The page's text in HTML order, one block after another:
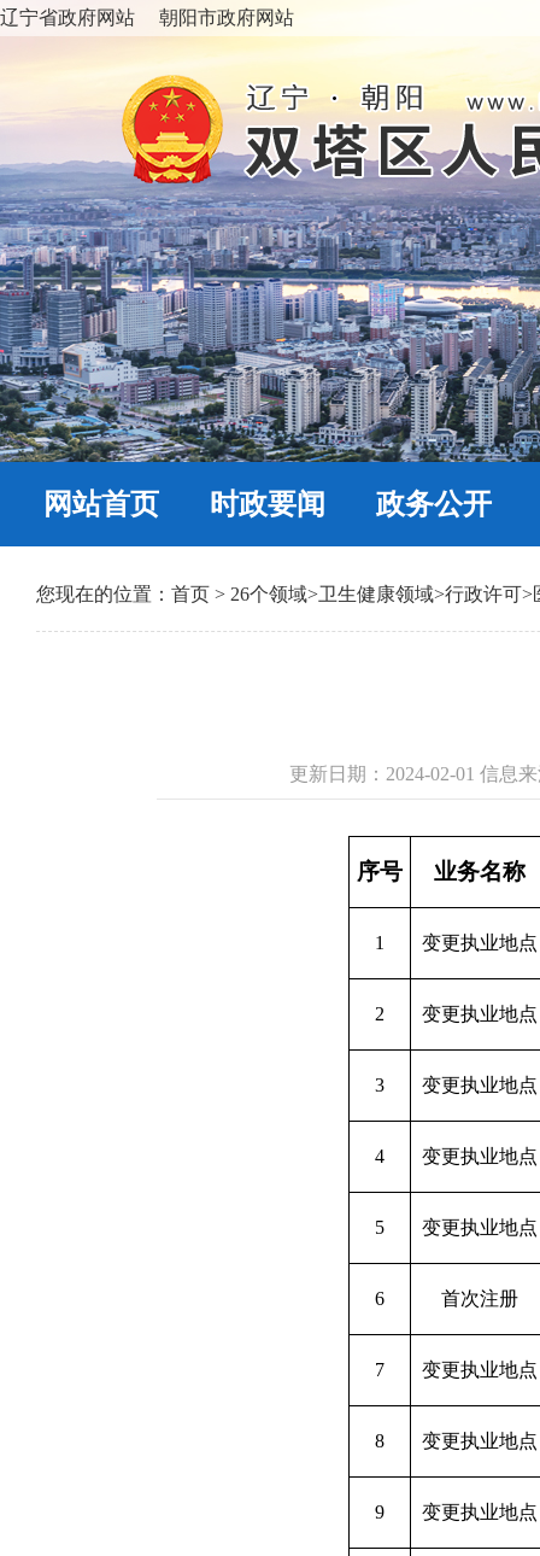
辽宁省政府网站 朝阳市政府网站
网站首页 时政要闻 政务公开
您现在的位置： 首页 > 26个领域>卫生健康领域>行政许可>
更新日期：2024-02-01 信息
序号 业务名称
1 变更执业地点
2 变更执业地点
3 变更执业地点
4 变更执业地点
5 变更执业地点
6 首次注册
7 变更执业地点
8 变更执业地点
9 变更执业地点